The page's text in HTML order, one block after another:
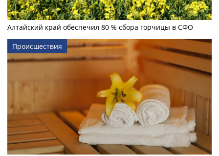
Алтайский край обеспечил 80 % сбора горчицы в СФО
Происшествия